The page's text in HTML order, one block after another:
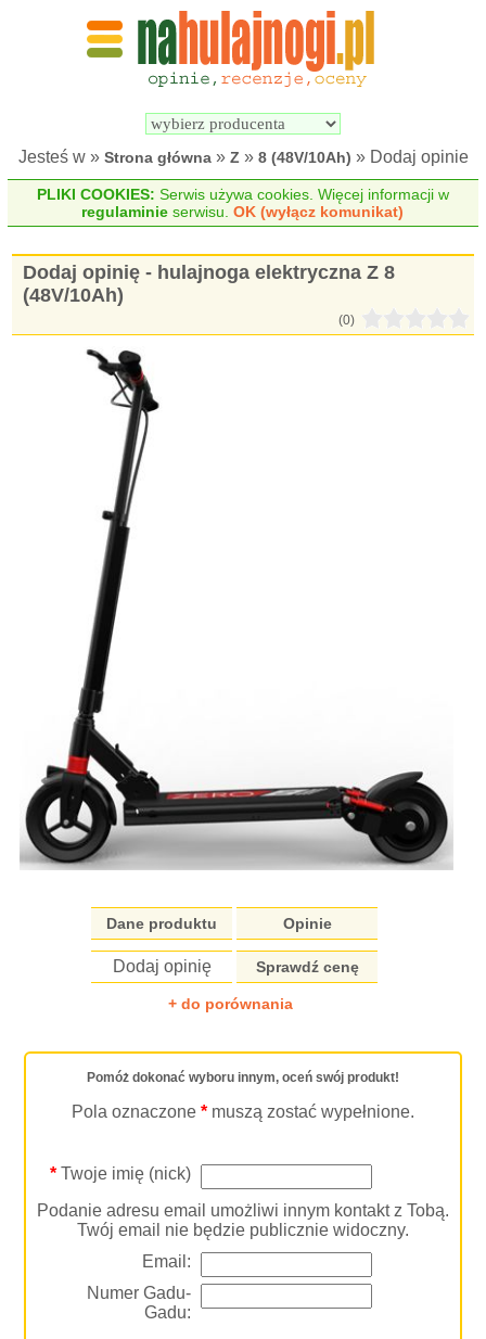
Wyszukiwarka
elektrycznych
Jesteś w » Strona główna» Z » 8 (48V/10Ah) » Dodaj opinie
PLIKI COOKIES: Serwis używa cookies. Więcej informacji w
regulaminie serwisu.OK (wyłącz komunikat)
Dodaj opinię - hulajnoga elektryczna Z 8
(48V/10Ah)
(0)
Dane produktu Opinie
Dodaj opinię Sprawdź cenę
+ do porównania
Pomóż dokonać wyboru innym, oceń swój produkt!
Pola oznaczone * muszą zostać wypełnione.
*Twoje imię (nick)
Podanie adresu email umożliwi innym kontakt z Tobą.
Twój email nie będzie publicznie widoczny.
Email:
Numer Gadu-
Gadu: